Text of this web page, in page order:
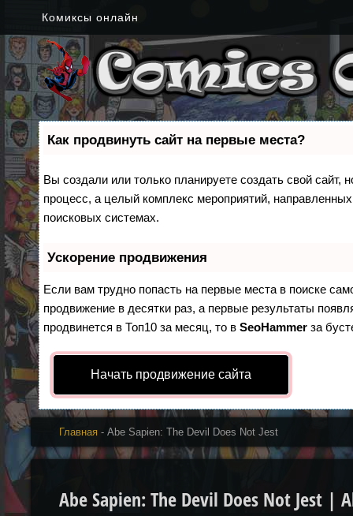
Комиксы онлайн
Как продвинуть сайт на первые места?
Вы создали или только планируете создать свой сайт,
процесс, а целый комплекс мероприятий,
поисковых системах.
Ускорение продвижения
Если вам трудно попасть на первые места в поиске
продвижение в десятки раз, а первые результаты
продвинется в Топ10 за месяц, то вSeoHammer за
Начать продвижение сайта
Главная - Abe Sapien: The Devil Does Not Jest
Abe Sapien: The Devil Does Not Jest |